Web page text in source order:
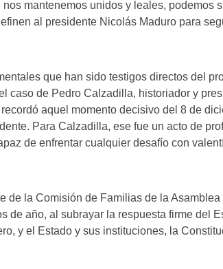
mantenemos unidos y leales, podemos
al presidente Nicolás Maduro para
que han sido testigos directos del
caso de Pedro Calzadilla, historiador y
aquel momento decisivo del 8 de
Para Calzadilla, ese fue un acto de
de enfrentar cualquier desafío con
de la Comisión de Familias de la
de año, al subrayar la respuesta firme del
y el Estado y sus instituciones, la